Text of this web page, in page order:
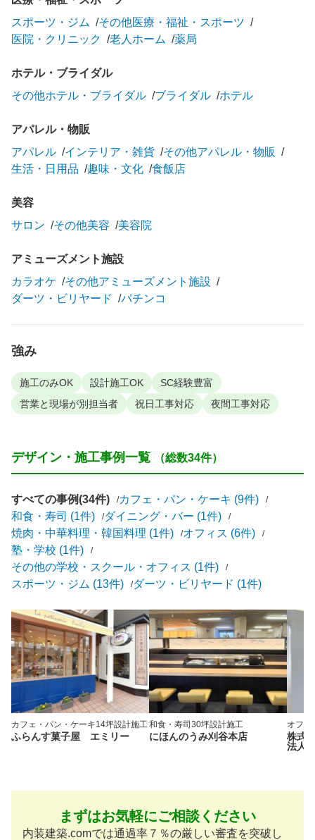
スポーツ・ジム
その他医療・福祉・スポーツ
医院・クリニック
老人ホーム 薬局
ホテル・ブライダル
その他ホテル・ブライダル
ブライダル ホテル
アパレル・物販
アパレル
インテリア・雑貨
その他アパレル・物販
生活・日用品
趣味・文化 食飯店
美容
サロン
その他美容 美容院
アミューズメント施設
カラオケ
その他アミューズメント施設
ダーツ・ビリヤード
パチンコ
強み
施工のみOK 設計施工OK
SC経験豊富
営業と現場が別担当者
祝日工事対応 夜間工事対応
デザイン・施工事例一覧 （総数34件）
すべての事例(34件)
カフェ・パン・ケーキ (9件)
和食・寿司 (1件)
ダイニング・バー (1件)
焼肉・中華料理・韓国料理 (1件)
オフィス (6件)
塾・学校 (1件)
その他の学校・スクール・オフィス (1件)
スポーツ・ジム (13件)
ダーツ・ビリヤード (1件)
カフェ・パン・ケーキ14坪設計施工
ふらんす菓子屋 エミリー
和食・寿司30坪設計施工
にほんのうみ刈谷本店
オフィ
株式
法人
まずはお気軽にご相談ください
内装建築.comでは通過率７％の厳しい審査を突破し